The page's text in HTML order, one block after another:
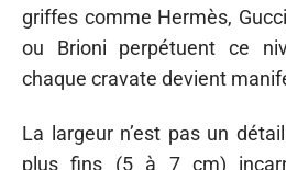
griffes comme Hermès,
ou Brioni perpétuent ce
chaque cravate devient
La largeur n’est pas un
plus fins (5 à 7 cm)